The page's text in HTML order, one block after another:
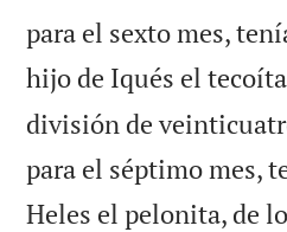
para el sexto mes,
hijo de Iqués el
división de
para el séptimo mes,
Heles el pelonita, de